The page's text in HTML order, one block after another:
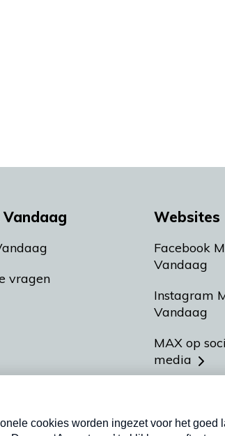
Vandaag
vragen
Websites
Facebook
Vandaag
Instagram
Vandaag
MAX op
media
Meldpunt